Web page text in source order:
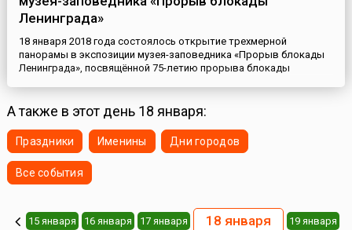
Ленинграда»
18 января 2018 года состоялось открытие трехмерной
панорамы в экспозиции музея-заповедника «Прорыв блокады
Ленинграда», посвящённой 75-летию прорыва блокады
проводившаяся силами Ленинградского и Волховского
фронтов завершилась прорывом блокады Ленинграда,
освобождением Шлиссельбурга и...
А также в этот день 18 января:
Праздники Именины Дни городов
Все события
15 января 16 января 17 января 18 января 19 января